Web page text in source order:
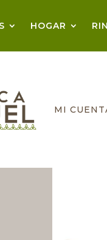
HOGAR
MI